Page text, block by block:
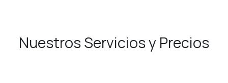
Nuestros Servicios y Precios